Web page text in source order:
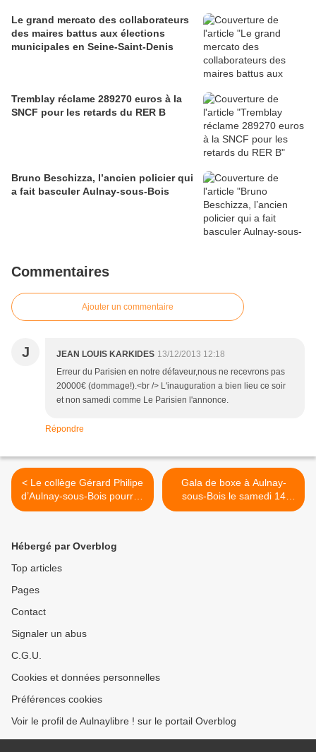
Le grand mercato des collaborateurs
des maires battus aux élections
municipales en Seine-Saint-Denis
Tremblay réclame 289270 euros à la
SNCF pour les retards du RER B
Bruno Beschizza, l’ancien policier qui
a fait basculer Aulnay-sous-Bois
Commentaires
Ajouter un commentaire
J JEAN LOUIS KARKIDES 13/12/2013 12:18
Erreur du Parisien en notre défaveur,nous ne recevrons pas
20000€ (dommage!).<br /> L'inauguration a bien lieu ce soir
et non samedi comme Le Parisien l'annonce.
Répondre
< Le collège Gérard Philipe
d’Aulnay-sous-Bois pourrait
perdre son label ZEP (Zone
Gala de boxe à Aulnay-
sous-Bois le samedi 14
décembre 2013 ! >
Hébergé par Overblog
Top articles
Pages
Contact
Signaler un abus
C.G.U.
Cookies et données personnelles
Préférences cookies
Voir le profil de Aulnaylibre ! sur le portail Overblog